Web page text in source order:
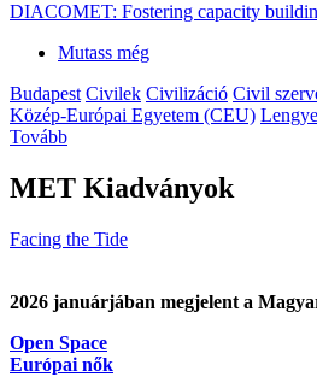
DIACOMET: Fostering capacity
Mutass még
Budapest Civilek Civilizáció Civil
Közép-Európai Egyetem (CEU)
Tovább
MET Kiadványok
Facing the Tide
2026 januárjában megjelent a
Open Space
Európai nők